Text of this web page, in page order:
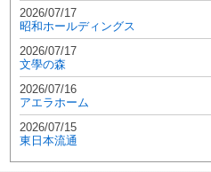
2026/07/17
昭和ホールディングス
2026/07/17
文學の森
2026/07/16
アエラホーム
2026/07/15
東日本流通